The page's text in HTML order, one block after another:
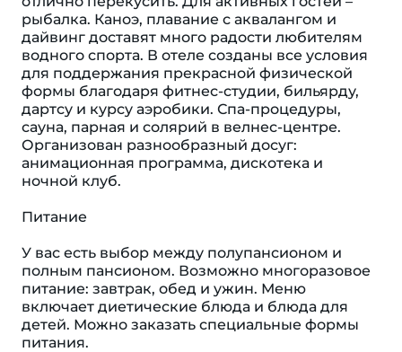
рыбалка. Каноэ, плавание с аквалангом и
дайвинг доставят много радости любителям
водного спорта. В отеле созданы все условия
для поддержания прекрасной физической
формы благодаря фитнес-студии, бильярду,
дартсу и курсу аэробики. Спа-процедуры,
сауна, парная и солярий в велнес-центре.
Организован разнообразный досуг:
анимационная программа, дискотека и
ночной клуб.
Питание
У вас есть выбор между полупансионом и
полным пансионом. Возможно многоразовое
питание: завтрак, обед и ужин. Меню
включает диетические блюда и блюда для
детей. Можно заказать специальные формы
питания.